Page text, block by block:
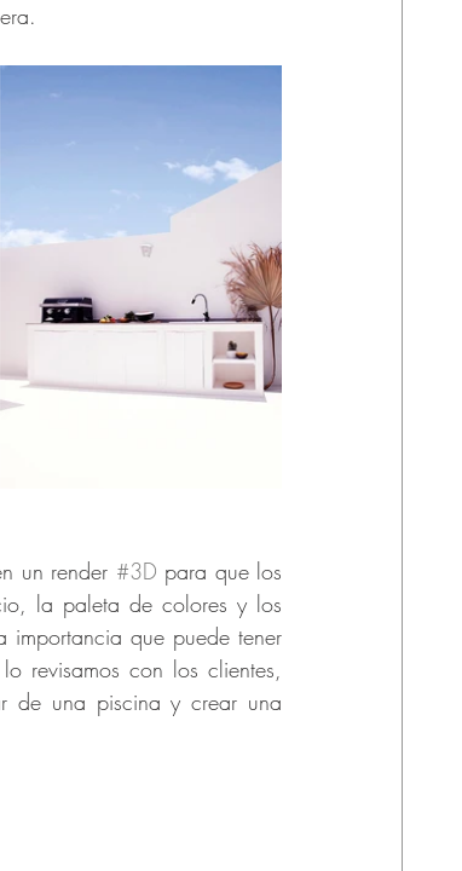
un render #3D para que los
la paleta de colores y los
importancia que puede tener
revisamos con los clientes,
de una piscina y crear una